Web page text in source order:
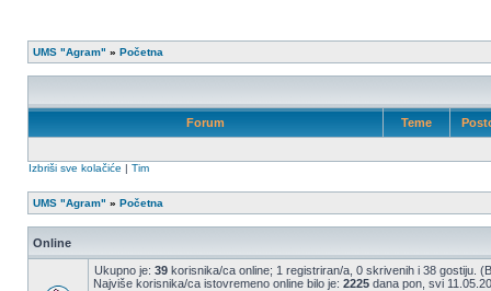
UMS "Agram" » Početna
Forum Teme
Izbriši sve kolačiće | Tim
UMS "Agram" » Početna
Online
Ukupno je: 39 korisnika/ca online; 1 registriran/a, 0 skrivenih i 38 gostiju.
Najviše korisnika/ca istovremeno online bilo je: 2225 dana pon, svi